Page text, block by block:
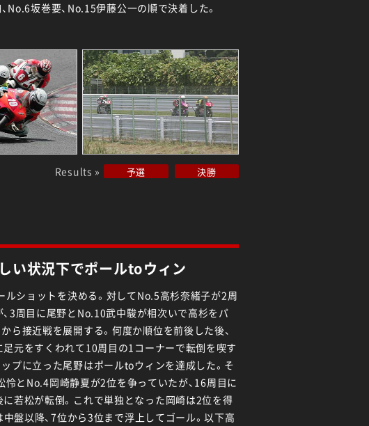
No.6坂巻要、No.15伊藤公一の順で決着した。
Results » 予選 決勝
い状況下でポールtoウィン
ルショットを決める。対してNo.5高杉奈緒子が2周
3周目に尾野とNo.10武中駿が相次いで高杉をパ
ら接近戦を展開する。何度か順位を前後した後、
元をすくわれて10周目の1コーナーで転倒を喫す
プに立った尾野はポールtoウィンを達成した。そ
怜とNo.4岡崎静夏が2位を争っていたが、16周目に
若松が転倒。これで単独となった岡崎は2位を得
盤以降、7位から3位まで浮上してゴール。以下高